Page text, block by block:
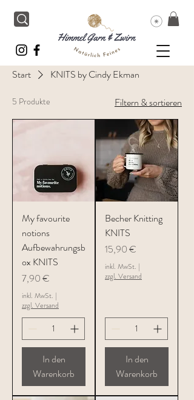
Start KNITS by Cindy Ekman
5 Produkte Filtern & sortieren
My favourite
notions
Aufbewahrungsb
ox KNITS
Preis
7,90 €
inkl. MwSt. |
zzgl. Versand
In den
Warenkorb
Becher Knitting
KNITS
Preis
15,90 €
inkl. MwSt. |
zzgl. Versand
In den
Warenkorb